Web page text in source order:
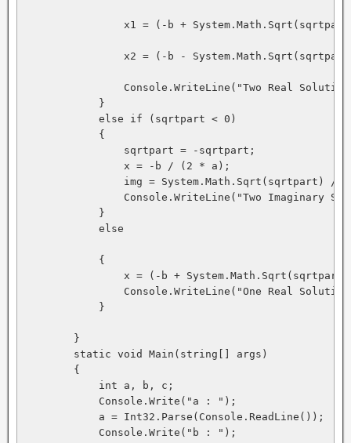
x1 = (-b +
x2 = (-b -
Console.WriteLine("Two Real
            }
            else if (sqrtpart < 0)
            {
                sqrtpart = -sqrtpart;
                x = -b / (2 * a);
img = System.Math.Sqrt(sqrtpart) /
Console.WriteLine("Two Imaginary
            }
            else
            {
x = (-b +
Console.WriteLine("One Real
            }
        }
        static void Main(string[] args)
        {
            int a, b, c;
            Console.Write("a : ");
            a = Int32.Parse(Console.ReadLine());
            Console.Write("b : ");